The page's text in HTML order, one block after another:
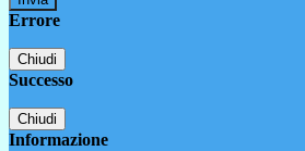
Errore
Chiudi
Successo
Chiudi
Informazione